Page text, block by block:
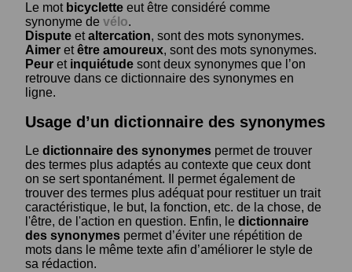
Le mot bicyclette eut être considéré comme
synonyme de vélo.
Dispute etaltercation, sont des mots synonymes.
Aimer etêtre amoureux, sont des mots synonymes.
Peur et inquiétude sont deux synonymes que l’on
retrouve dans ce dictionnaire des synonymes en
ligne.
Usage d’un dictionnaire des synonymes
Le dictionnaire des synonymes permet de trouver
des termes plus adaptés au contexte que ceux dont
on se sert spontanément. Il permet également de
trouver des termes plus adéquat pour restituer un trait
caractéristique, le but, la fonction, etc. de la chose, de
l'être, de l'action en question. Enfin, le dictionnaire
des synonymes permet d’éviter une répétition de
mots dans le même texte afin d’améliorer le style de
sa rédaction.